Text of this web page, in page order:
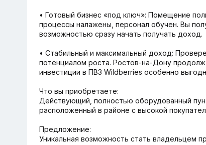
• Готовый бизнес «под ключ»: Помещение
процессы налажены, персонал обучен. Вы
возможностью сразу начать получать доход.
• Стабильный и максимальный доход:
потенциалом роста. Ростов-на-Дону
инвестиции в ПВЗ Wildberries особенно
Что вы приобретаете:
Действующий, полностью оборудованный
расположенный в районе с высокой
Предложение:
Уникальная возможность стать владельцем